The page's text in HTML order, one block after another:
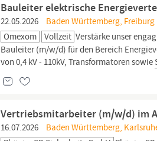
Bauleiter elektrische
22.05.2026
Baden Württemberg,
Omexom
Vollzeit Verstärke unser
Bauleiter (m/w/d) für den Bereich
von 0,4 kV - 110kV, Transformatoren sowie
Vertriebsmitarbeiter (m/w/d) im
16.07.2026
Baden Württemberg,